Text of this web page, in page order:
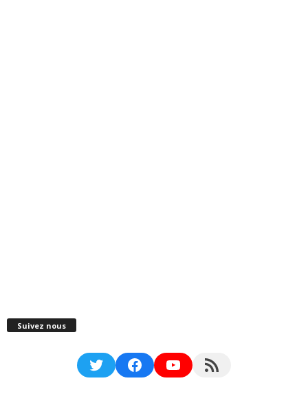
Suivez nous
TwitterFacebookYouTubeRSS Feed